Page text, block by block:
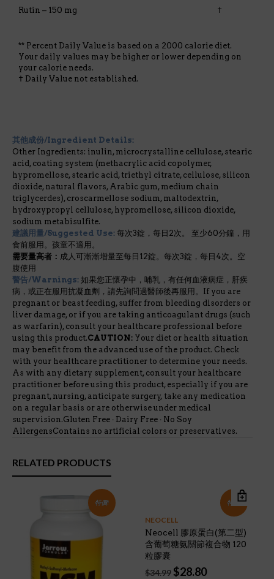
Rutin – 150 mg †
** Percent Daily Value is based on a 2000 calorie diet.
Your daily values may be higher or lower depending on
your calorie needs.
† Daily Value not established.
其他成份/Ingredient Details:
Other Ingredients: inulin, microcrystalline cellulose, stearic
acid, coating system (methacrylic acid copolymer,
hypromellose, stearic acid, triethyl citrate, cellulose, silicon
dioxide, natural flavors, Arabic gum, medium chain
triglycerdes), croscarmellose sodium, maltodextrin,
hydroxypropyl cellulose, hypromellose, silicon dioxide,
sodium metabisulfite.
建議用量/Suggested Use: 每次3錠，每日2次。 至少60分鐘，用
食前服用。孩童不適用。
需要量高者： 成人可漸漸增量至每日12錠。每次3錠，每日4次。空
腹使用
警告/Warnings: 如果您正懷孕中，哺乳，有任何血液病症，肝疾
病，或正在服用抗凝血劑，請先詢問過醫師後再服用。If you are
pregnant or beast feeding, suffer from bleeding disorders or
liver damage, or if you are taking anticoagulant drugs (such
as warfarin), consult your healthcare professional before
using this product.CAUTION: Your diet or health situation
may benefit from the advanced use of the product. Check
with your healthcare practitioner to determine your needs.
As with any dietary supplement, consult your healthcare
practitioner before using this product, especially if you are
pregnant, nursing, anticipate surgery, take any medication
on a regular basis or are otherwise under medical
supervision.Gluten Free ‧ Dairy Free ‧ No Soy
AllergensContains no artificial colors or preservatives.
RELATED PRODUCTS
特價! 特價!
NEOCELL
Neocell 膠原蛋白(第二型)
含葡萄糖氨關節複合物 120
粒膠囊
$34.99 Original
$28.80Current